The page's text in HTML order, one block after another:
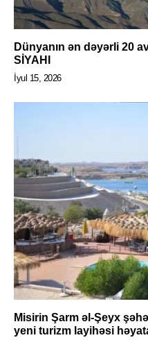
Dünyanın ən dəyərli 20
SİYAHI
İyul 15, 2026
Misirin Şarm əl-Şeyx
yeni turizm layihəsi